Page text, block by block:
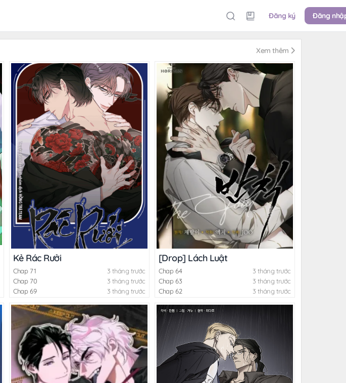
Đăng ký Đăng
Xem thêm
Kẻ Rác Rưởi
Chap 71
3 tháng trước
Chap 70
3 tháng trước
Chap 69
3 tháng trước
[Drop] Lách Luật
Chap 64
3 tháng trước
Chap 63
3 tháng trước
Chap 62
3 tháng trước